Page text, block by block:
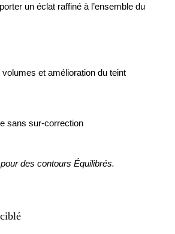
un éclat raffiné à l’ensemble du
et amélioration du teint
sans sur-correction
des contours Équilibrés.